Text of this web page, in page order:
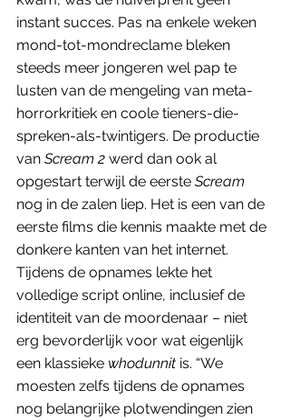
instant succes. Pas na enkele weken
mond-tot-mondreclame bleken
steeds meer jongeren wel pap te
lusten van de mengeling van meta-
horrorkritiek en coole tieners-die-
spreken-als-twintigers. De productie
van Scream 2 werd dan ook al
opgestart terwijl de eerste Scream
nog in de zalen liep. Het is een van de
eerste films die kennis maakte met de
donkere kanten van het internet.
Tijdens de opnames lekte het
volledige script online, inclusief de
identiteit van de moordenaar – niet
erg bevorderlijk voor wat eigenlijk
een klassieke whodunnit is. “We
moesten zelfs tijdens de opnames
nog belangrijke plotwendingen zien